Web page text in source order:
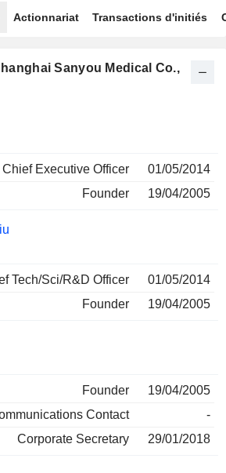
Actionnariat Transactions d'initiés
Sanyou Medical Co.,
Chief Executive Officer
01/05/2014
Founder
19/04/2005
Tech/Sci/R&D Officer
01/05/2014
Founder
19/04/2005
Founder
19/04/2005
Contact
-
Corporate Secretary
29/01/2018